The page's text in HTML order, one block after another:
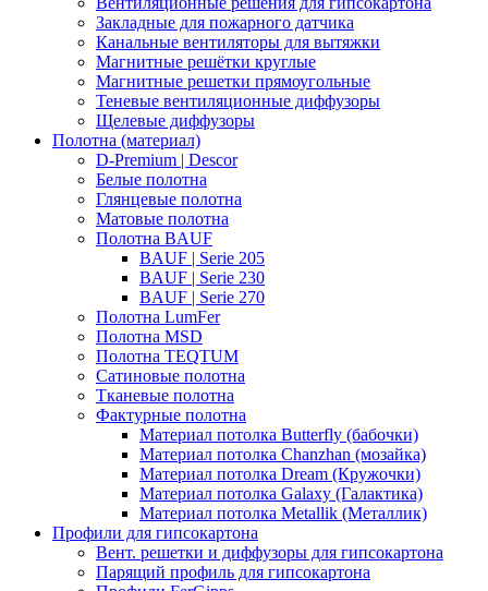
Закладные для пожарного датчика
Канальные вентиляторы для вытяжки
Магнитные решётки круглые
Магнитные решетки прямоугольные
Теневые вентиляционные диффузоры
Щелевые диффузоры
Полотна (материал)
D-Premium | Descor
Белые полотна
Глянцевые полотна
Матовые полотна
Полотна BAUF
BAUF | Serie 205
BAUF | Serie 230
BAUF | Serie 270
Полотна LumFer
Полотна MSD
Полотна TEQTUM
Сатиновые полотна
Тканевые полотна
Фактурные полотна
Материал потолка Butterfly (бабочки)
Материал потолка Chanzhan (мозайка)
Материал потолка Dream (Кружочки)
Материал потолка Galaxy (Галактика)
Материал потолка Metallik (Металлик)
Профили для гипсокартона
Вент. решетки и диффузоры для гипсокартона
Парящий профиль для гипсокартона